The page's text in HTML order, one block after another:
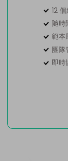
12
隨時
範本
團隊
即時